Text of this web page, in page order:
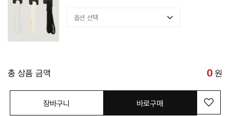
총 상품 금액 0 원
장바구니 바로구매